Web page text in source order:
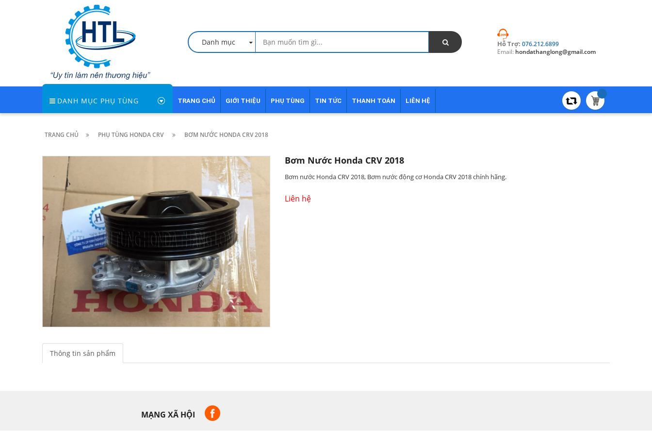
Danh mục Hỗ Trợ: 076.212.6899
Email: hondathanglong@gmail.com
DANH MỤC PHỤ TÙNG TRANG CHỦ GIỚI THIỆU PHỤ TÙNG TIN TỨC THANH TOÁN LIÊN HỆ
TRANG CHỦ PHỤ TÙNG HONDA CRV BƠM NƯỚC HONDA CRV 2018
Bơm Nước Honda CRV 2018
Bơm nước Honda CRV 2018, Bơm nước động cơ Honda CRV 2018 chính hãng.
Liên hệ
Thông tin sản phẩm
MẠNG XÃ HỘI